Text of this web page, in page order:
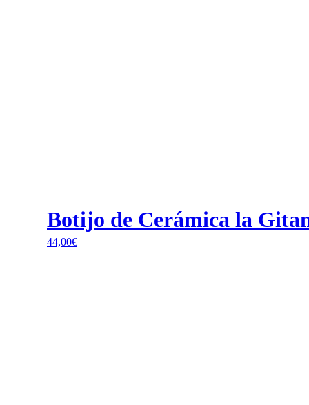
Botijo de Cerámica la
44,00€